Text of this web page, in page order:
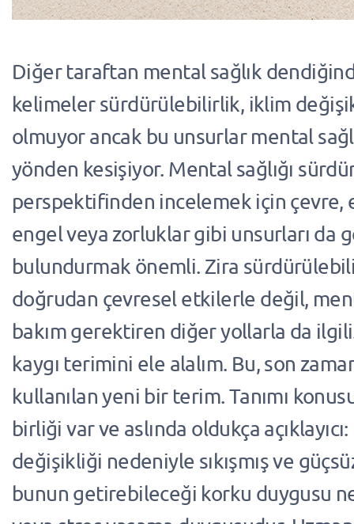
Diğer taraftan mental sağlık
kelimeler sürdürülebilirlik, iklim
olmuyor ancak bu unsurlar mental
yönden kesişiyor. Mental sağlığı
perspektifinden incelemek için çevre,
engel veya zorluklar gibi unsurları da
bulundurmak önemli. Zira
doğrudan çevresel etkilerle değil,
bakım gerektiren diğer yollarla da
kaygı terimini ele alalım. Bu, son
kullanılan yeni bir terim. Tanımı
birliği var ve aslında oldukça
değişikliği nedeniyle sıkışmış ve
bunun getirebileceği korku duygusu